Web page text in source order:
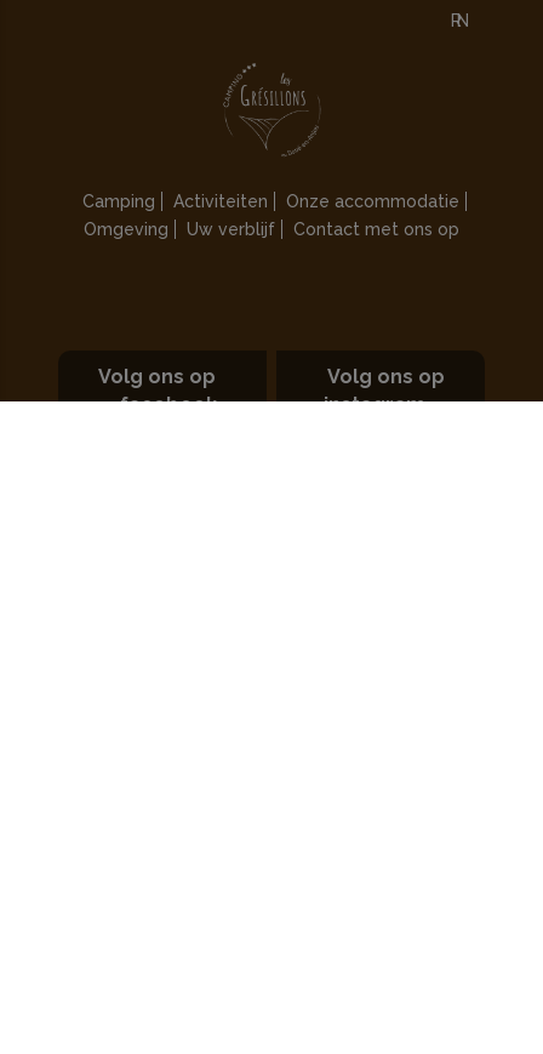
Camping Activiteiten
Onze accommodatie
Omgeving
Uw verblijf Contact met ons op
Volg ons op
facebook
Volg ons op
instagram